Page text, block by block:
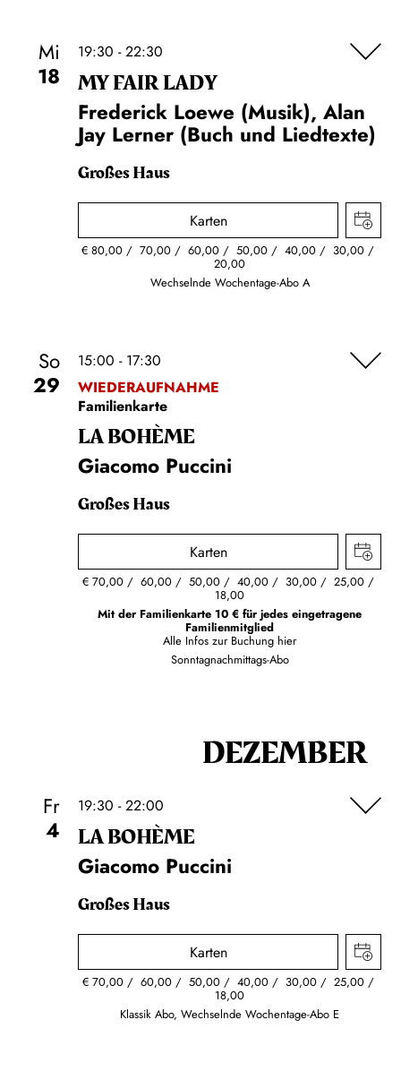
Mi
18
19:30 - 22:30
MY FAIR LADY
Frederick Loewe (Musik), Alan
Jay Lerner (Buch und Liedtexte)
Großes Haus
Karten
€80,00 70,00 60,00 50,00 40,00 30,00
20,00
Wechselnde Wochentage-Abo A
So
29
15:00 - 17:30
WIEDERAUFNAHME
Familienkarte
LA BOHÈME
Giacomo Puccini
Großes Haus
Karten
€ 70,00 60,00 50,00 40,00 30,00 25,00
18,00
Mit der Familienkarte 10 € für jedes eingetragene
Familienmitglied
Alle Infos zur Buchung hier
Sonntagnachmittags-Abo
DEZEMBER
Fr
4
19:30 - 22:00
LA BOHÈME
Giacomo Puccini
Großes Haus
Karten
€ 70,00 60,00 50,00 40,00 30,00 25,00
18,00
Klassik Abo, Wechselnde Wochentage-Abo E